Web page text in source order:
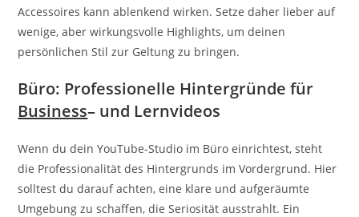
Accessoires kann ablenkend wirken. Setze daher lieber auf
wenige, aber wirkungsvolle Highlights, um deinen
persönlichen Stil zur Geltung zu bringen.
Büro: Professionelle Hintergründe für
Business– und Lernvideos
Wenn du dein YouTube-Studio im Büro einrichtest, steht
die Professionalität des Hintergrunds im Vordergrund. Hier
solltest du darauf achten, eine klare und aufgeräumte
Umgebung zu schaffen, die Seriosität ausstrahlt. Ein